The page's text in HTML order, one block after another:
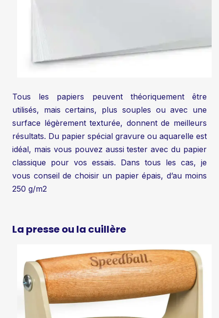
Tous les papiers peuvent théoriquement être
utilisés, mais certains, plus souples ou avec une
surface légèrement texturée, donnent de meilleurs
résultats. Du papier spécial gravure ou aquarelle est
idéal, mais vous pouvez aussi tester avec du papier
classique pour vos essais. Dans tous les cas, je
vous conseil de choisir un papier épais, d’au moins
250 g/m2
La presse ou la cuillère